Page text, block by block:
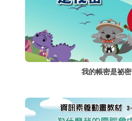
我的帳密是祕密